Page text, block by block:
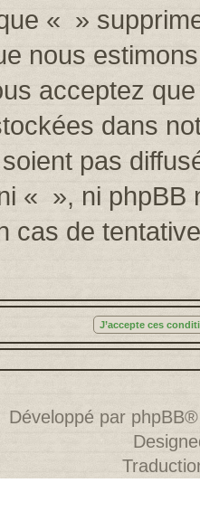
« »
nous
acceptez
dans
pas
« », ni phpBB
cas de
Développé par phpBB®